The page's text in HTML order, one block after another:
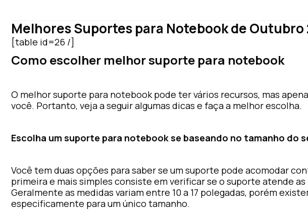
Melhores Suportes para Notebook de Outubro
[table id=26 /]
Como escolher melhor suporte para notebook
O melhor suporte para notebook pode ter vários recursos, mas
você. Portanto, veja a seguir algumas dicas e faça a melhor escolha.
Escolha um suporte para notebook se baseando no tamanho do
Você tem duas opções para saber se um suporte pode acomodar
primeira e mais simples consiste em verificar se o suporte atende
Geralmente as medidas variam entre 10 a 17 polegadas, porém
especificamente para um único tamanho.